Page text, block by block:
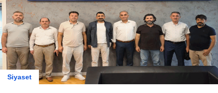
Siyaset